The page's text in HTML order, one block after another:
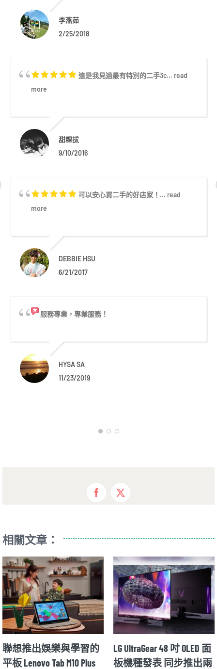
李燕茹
2/25/2018
這是我見過最有特別的二手3c... read
more
甜粿拔
9/10/2016
可以安心買二手的好店家！... read
more
DEBBIE HSU
6/21/2017
服務專業，專業服務！
HYSA SA
11/23/2019
Facebook
X
相關文章：
聯想推出娛樂與學習的
平板 Lenovo Tab M10 Plus
LG UltraGear 48 吋 OLED 面
板機種發表 同步推出兩